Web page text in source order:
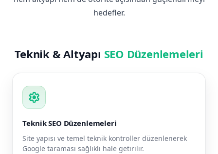
hedefler.
Teknik & Altyapı SEO Düzenlemeleri
settings
Teknik SEO Düzenlemeleri
Site yapısı ve temel teknik kontroller düzenlenerek
Google taraması sağlıklı hale getirilir.